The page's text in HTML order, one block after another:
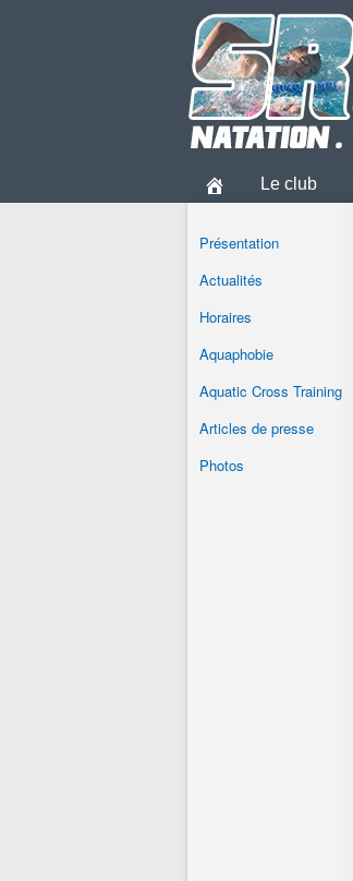
Le club
Présentation
Actualités
Horaires
Aquaphobie
Aquatic Cross Training
Articles de presse
Photos